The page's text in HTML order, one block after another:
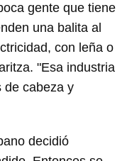
gente que tiene
una balita al
con leña o
"Esa industria
de cabeza y
decidió